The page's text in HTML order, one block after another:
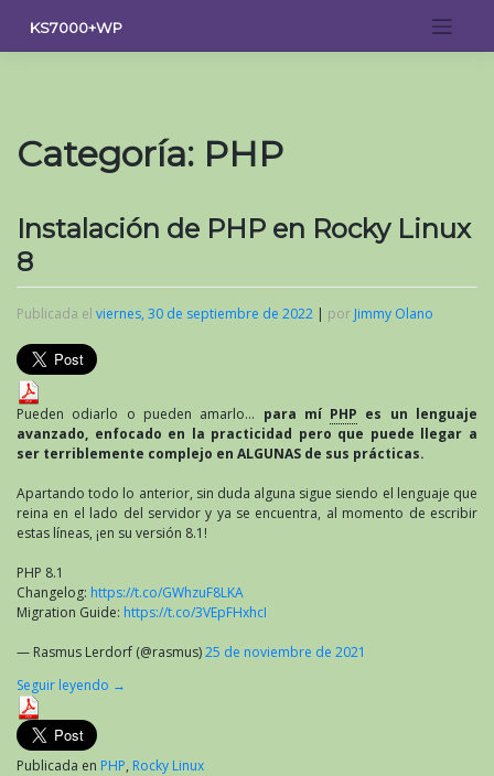
contenido
KS7000+WP
Categoría: PHP
Instalación de PHP en Rocky Linux
8
Publicada el viernes, 30 de septiembre de 2022 | por Jimmy Olano
Pueden odiarlo o pueden amarlo… para mí PHP es un lenguaje
avanzado, enfocado en la practicidad pero que puede llegar a
ser terriblemente complejo en ALGUNAS de sus prácticas.
Apartando todo lo anterior, sin duda alguna sigue siendo el lenguaje que
reina en el lado del servidor y ya se encuentra, al momento de escribir
estas líneas, ¡en su versión 8.1!
PHP 8.1
Changelog: https://t.co/GWhzuF8LKA
Migration Guide: https://t.co/3VEpFHxhcI
— Rasmus Lerdorf (@rasmus)25 de noviembre de 2021
Seguir leyendo →
Publicada en PHP, Rocky Linux